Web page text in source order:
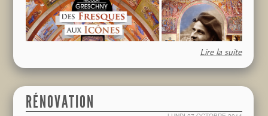
dim 28 Sep 2025
L'oeuvre de N. Greschny à Lagardiolle
15H00 Église de Lagardiolle
la valorisation et la restauration du petit
patrimoine de notre cité.
A cet effet, il est important de restaurer les
vitraux de l’église réalisés par Gesta qui sont
Pour le livre, vous pouvez le commander directement sur
Lire la suite
RÉNOVATION